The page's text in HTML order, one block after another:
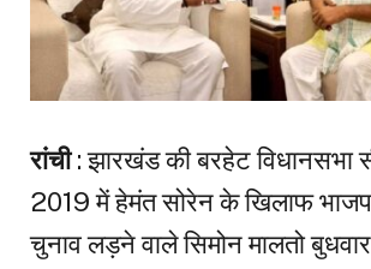
रांची: झारखंड की बरहेट विधानसभा
2019 में हेमंत सोरेन के खिलाफ
चुनाव लड़ने वाले सिमोन मालतो